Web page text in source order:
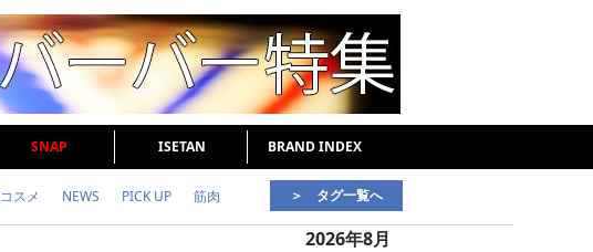
SNAP ISETAN BRAND INDEX
スメ NEWS PICK UP 筋肉 ＞ タグ一覧へ
2026年8月